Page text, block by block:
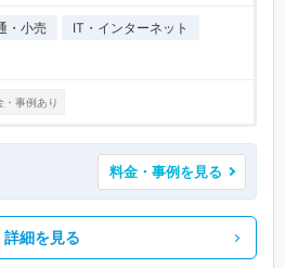
・小売
IT・インターネット
・事例あり
料金・事例を見る
詳細を見る